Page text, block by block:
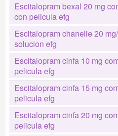
Escitalopram bexal 20 mg
con pelicula efg
Escitalopram chanelle 20
solucion efg
Escitalopram cinfa 10 mg
pelicula efg
Escitalopram cinfa 15 mg
pelicula efg
Escitalopram cinfa 20 mg
pelicula efg